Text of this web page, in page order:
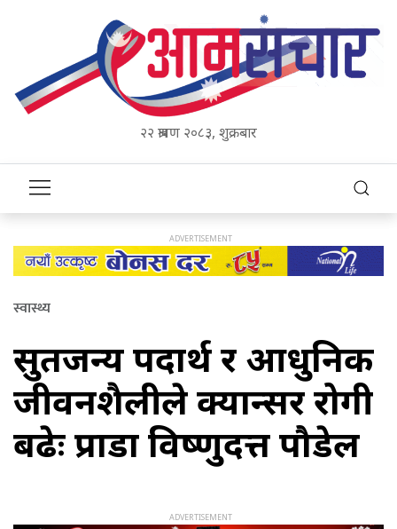
२२ श्रावण २०८३, शुक्रबार
स्वास्थ्य
सुर्तिजन्य पदार्थ र आधुनिक
जीवनशैलीले क्यान्सर रोगी
बढेः प्राडा विष्णुदत्त पौडेल